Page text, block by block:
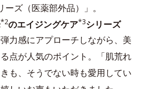
ズ（医薬部外品）」。
*2のエイジングケア*3シリーズ
力感にアプローチしながら、美
点が人気のポイント。「肌荒れ
も、そうでない時も愛用してい